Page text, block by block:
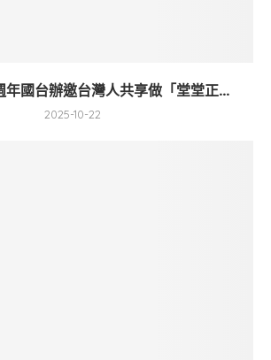
國台辦邀台灣人共享做「堂堂正...
2025-10-22